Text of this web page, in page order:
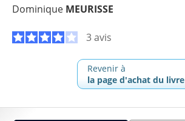
Dominique MEURISSE
3 avis
Revenir à
la page d'achat du livre